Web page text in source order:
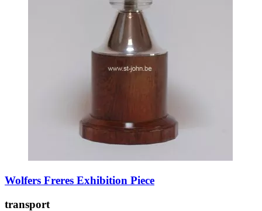
Wolfers Freres Exhibition Piece
transport